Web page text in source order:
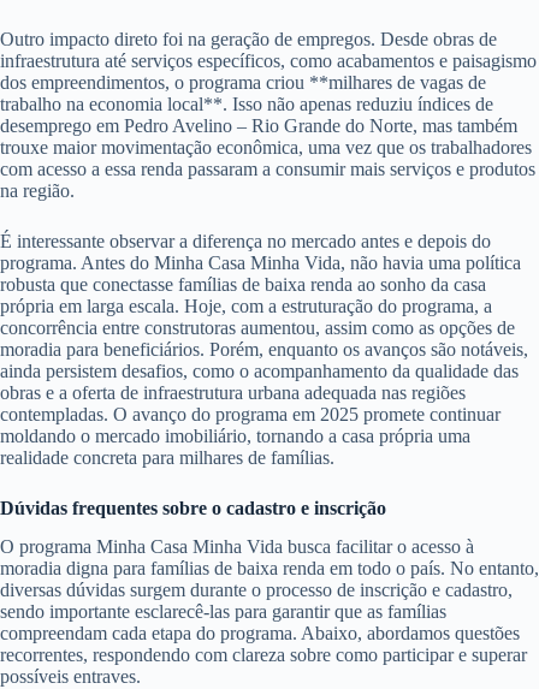
Outro impacto direto foi na geração de empregos. Desde obras de
infraestrutura até serviços específicos, como acabamentos e paisagismo
dos empreendimentos, o programa criou **milhares de vagas de
trabalho na economia local**. Isso não apenas reduziu índices de
desemprego em Pedro Avelino – Rio Grande do Norte, mas também
trouxe maior movimentação econômica, uma vez que os trabalhadores
com acesso a essa renda passaram a consumir mais serviços e produtos
na região.
É interessante observar a diferença no mercado antes e depois do
programa. Antes do Minha Casa Minha Vida, não havia uma política
robusta que conectasse famílias de baixa renda ao sonho da casa
própria em larga escala. Hoje, com a estruturação do programa, a
concorrência entre construtoras aumentou, assim como as opções de
moradia para beneficiários. Porém, enquanto os avanços são notáveis,
ainda persistem desafios, como o acompanhamento da qualidade das
obras e a oferta de infraestrutura urbana adequada nas regiões
contempladas. O avanço do programa em 2025 promete continuar
moldando o mercado imobiliário, tornando a casa própria uma
realidade concreta para milhares de famílias.
Dúvidas frequentes sobre o cadastro e inscrição
O programa Minha Casa Minha Vida busca facilitar o acesso à
moradia digna para famílias de baixa renda em todo o país. No entanto,
diversas dúvidas surgem durante o processo de inscrição e cadastro,
sendo importante esclarecê-las para garantir que as famílias
compreendam cada etapa do programa. Abaixo, abordamos questões
recorrentes, respondendo com clareza sobre como participar e superar
possíveis entraves.